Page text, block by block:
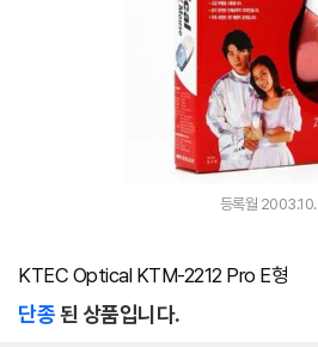
등록월 2003.10.
KTEC Optical KTM-2212 Pro E형
단종된 상품입니다.